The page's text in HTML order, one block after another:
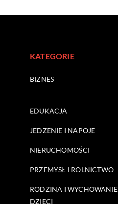
KATEGORIE
BIZNES
EDUKACJA
JEDZENIE I NAPOJE
NIERUCHOMOŚCI
PRZEMYSŁ I ROLNICTWO
RODZINA I WYCHOWANIE
DZIECI